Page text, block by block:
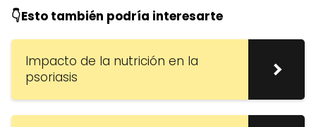
👇Esto también podría interesarte
Impacto de la nutrición en la
psoriasis